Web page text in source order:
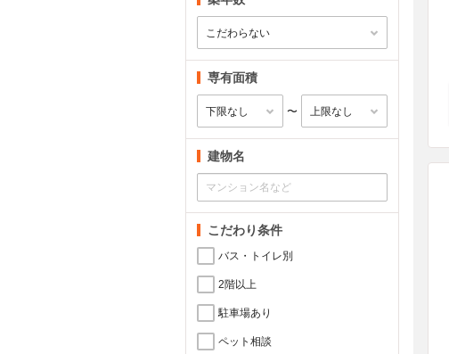
専有面積
〜
建物名
こだわり条件
バス・トイレ別
2階以上
駐車場あり
ペット相談